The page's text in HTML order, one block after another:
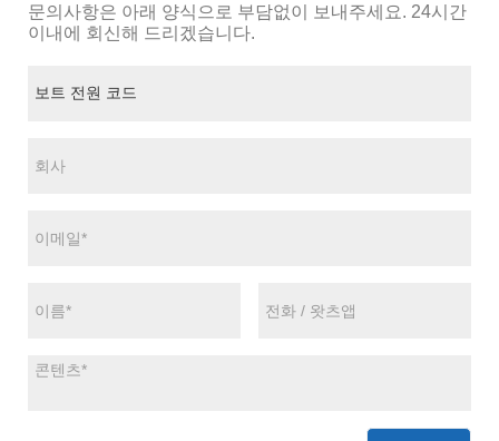
문의사항은 아래 양식으로 부담없이 보내주세요. 24시간
이내에 회신해 드리겠습니다.